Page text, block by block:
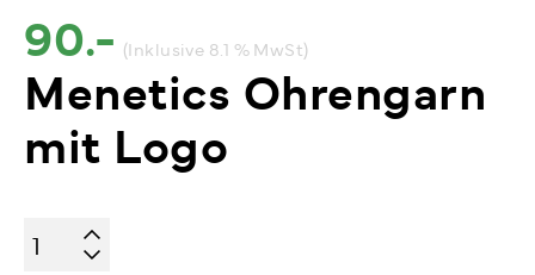
90.- (Inklusive 8.1 % MwSt)
Menetics Ohrengarn
mit Logo
Menetics
Ohrengarn